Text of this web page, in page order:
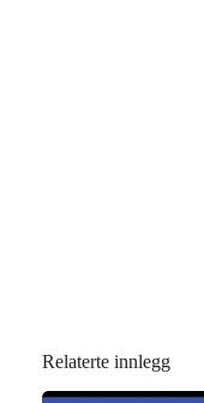
Relaterte innlegg